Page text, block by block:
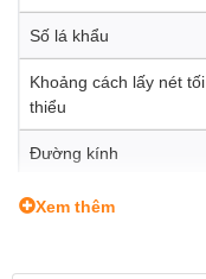
Số lá khẩu
Khoảng cách lấy nét tối
thiểu
Đường kính
Chiều dài
Xem thêm